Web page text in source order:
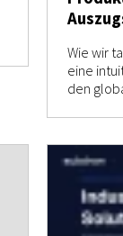
Wie wir
eine
den